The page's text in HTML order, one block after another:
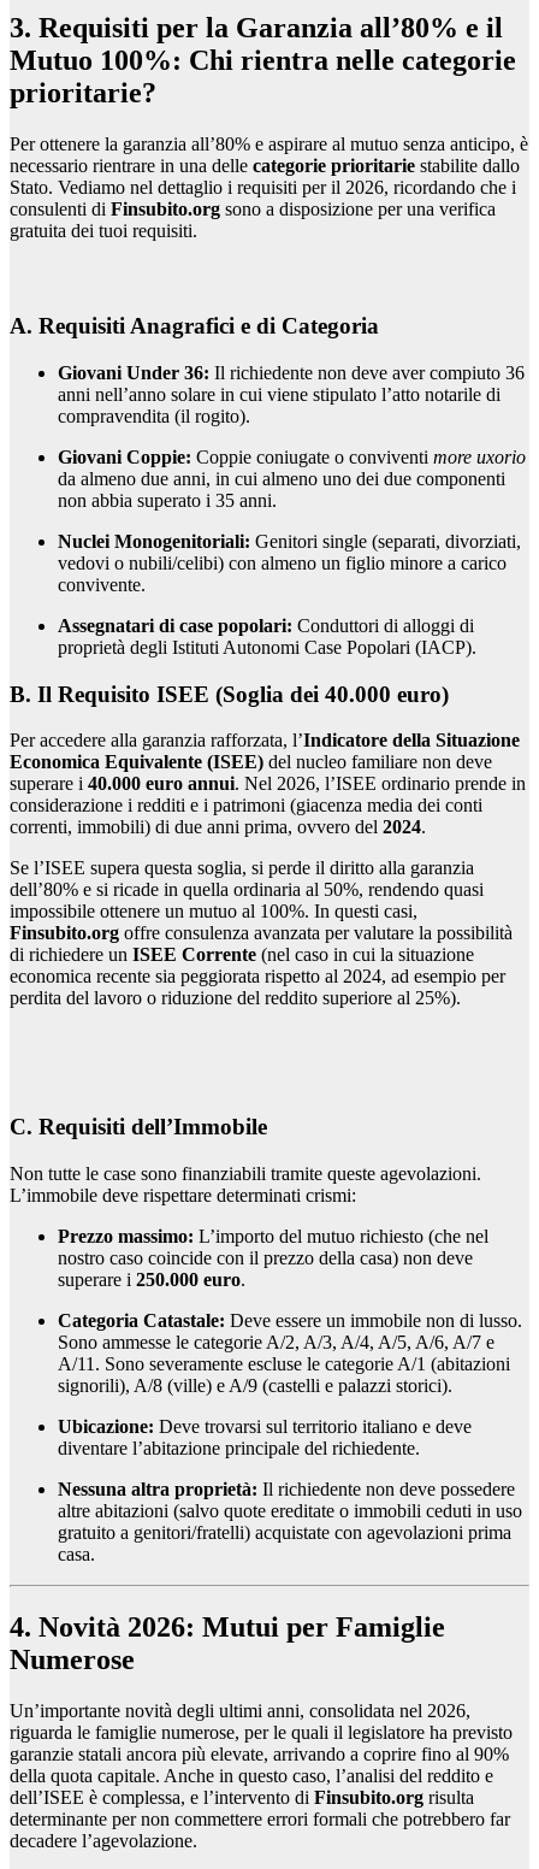
3. Requisiti per la Garanzia all’80% e il
Mutuo 100%: Chi rientra nelle categorie
prioritarie?
Per ottenere la garanzia all’80% e aspirare al mutuo senza anticipo, è
necessario rientrare in una delle categorie prioritarie stabilite dallo
Stato. Vediamo nel dettaglio i requisiti per il 2026, ricordando che i
consulenti di Finsubito.org sono a disposizione per una verifica
gratuita dei tuoi requisiti.
A. Requisiti Anagrafici e di Categoria
Giovani Under 36: Il richiedente non deve aver compiuto 36
anni nell’anno solare in cui viene stipulato l’atto notarile di
compravendita (il rogito).
Giovani Coppie: Coppie coniugate o conviventi more uxorio
da almeno due anni, in cui almeno uno dei due componenti
non abbia superato i 35 anni.
Nuclei Monogenitoriali: Genitori single (separati, divorziati,
vedovi o nubili/celibi) con almeno un figlio minore a carico
convivente.
Assegnatari di case popolari: Conduttori di alloggi di
proprietà degli Istituti Autonomi Case Popolari (IACP).
B. Il Requisito ISEE (Soglia dei 40.000 euro)
Per accedere alla garanzia rafforzata, l’Indicatore della Situazione
Economica Equivalente (ISEE) del nucleo familiare non deve
superare i 40.000 euro annui. Nel 2026, l’ISEE ordinario prende in
considerazione i redditi e i patrimoni (giacenza media dei conti
correnti, immobili) di due anni prima, ovvero del 2024.
Se l’ISEE supera questa soglia, si perde il diritto alla garanzia
dell’80% e si ricade in quella ordinaria al 50%, rendendo quasi
impossibile ottenere un mutuo al 100%. In questi casi,
Finsubito.org offre consulenza avanzata per valutare la possibilità
di richiedere un ISEE Corrente (nel caso in cui la situazione
economica recente sia peggiorata rispetto al 2024, ad esempio per
perdita del lavoro o riduzione del reddito superiore al 25%).
C. Requisiti dell’Immobile
Non tutte le case sono finanziabili tramite queste agevolazioni.
L’immobile deve rispettare determinati crismi:
Prezzo massimo: L’importo del mutuo richiesto (che nel
nostro caso coincide con il prezzo della casa) non deve
superare i 250.000 euro.
Categoria Catastale: Deve essere un immobile non di lusso.
Sono ammesse le categorie A/2, A/3, A/4, A/5, A/6, A/7 e
A/11. Sono severamente escluse le categorie A/1 (abitazioni
signorili), A/8 (ville) e A/9 (castelli e palazzi storici).
Ubicazione: Deve trovarsi sul territorio italiano e deve
diventare l’abitazione principale del richiedente.
Nessuna altra proprietà: Il richiedente non deve possedere
altre abitazioni (salvo quote ereditate o immobili ceduti in uso
gratuito a genitori/fratelli) acquistate con agevolazioni prima
casa.
4. Novità 2026: Mutui per Famiglie
Numerose
Un’importante novità degli ultimi anni, consolidata nel 2026,
riguarda le famiglie numerose, per le quali il legislatore ha previsto
garanzie statali ancora più elevate, arrivando a coprire fino al 90%
della quota capitale. Anche in questo caso, l’analisi del reddito e
dell’ISEE è complessa, e l’intervento di Finsubito.org risulta
determinante per non commettere errori formali che potrebbero far
decadere l’agevolazione.